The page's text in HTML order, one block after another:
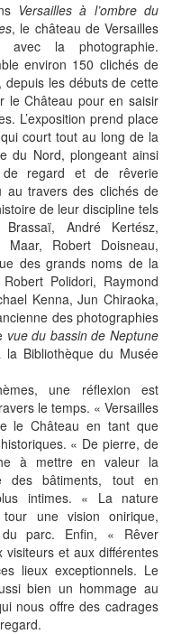
Versailles à l’ombre du
, le château de Versailles
avec la photographie.
environ 150 clichés de
les débuts de cette
le Château pour en saisir
L’exposition prend place
court tout au long de la
du Nord, plongeant ainsi
regard et de rêverie
au travers des clichés de
de leur discipline tels
André Kertész,
Maar, Robert Doisneau,
des grands noms de la
Polidori, Raymond
Kenna, Jun Chiraoka,
des photographies
vue du bassin de Neptune
Bibliothèque du Musée
une réflexion est
le temps. « Versailles
le Château en tant que
« De pierre, de
à mettre en valeur la
des bâtiments, tout en
intimes. « La nature
une vision onirique,
parc. Enfin, « Rêver
et aux différentes
lieux exceptionnels. Le
bien un hommage au
nous offre des cadrages